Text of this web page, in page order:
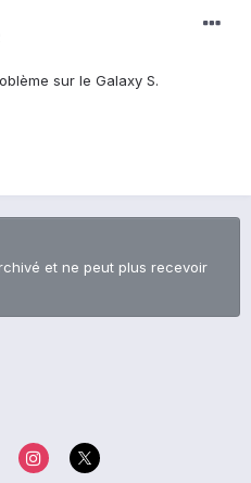
sur le Galaxy S.
et ne peut plus recevoir